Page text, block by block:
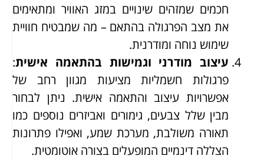
חכמים שמזהים שינויים במזג האוויר ומתאימים
את מצב הפרגולה בהתאם – מה שמבטיח חוויית
שימוש נוחה ומודרנית.
עיצוב מודרני וגמישות בהתאמה אישית:
פרגולות חשמליות מציעות מגוון רחב של
אפשרויות עיצוב והתאמה אישית. ניתן לבחור
מבין שלל צבעים, גימורים ואביזרים נוספים כמו
תאורה משולבת, מערכת שמע, ואפילו פתרונות
הצללה דינמיים המופעלים בצורה אוטומטית.